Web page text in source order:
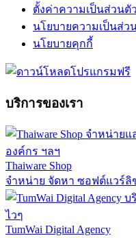
ตั้งค่าความเป็นส่วนตัว
นโยบายความเป็นส่ว
นโยบายคุกกี้
บริการของเรา
Thaiware Shop
จำหน่าย จัดหา ซอฟต์แวร์
TumWai Digital Agency